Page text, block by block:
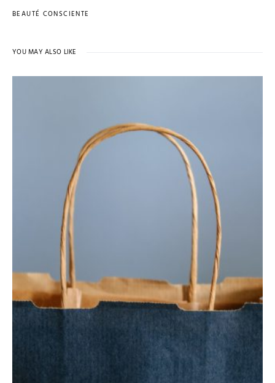
BEAUTÉ CONSCIENTE
YOU MAY ALSO LIKE